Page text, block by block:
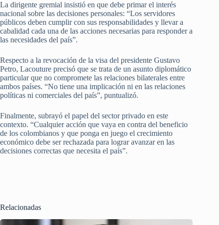
La dirigente gremial insistió en que debe primar el interés
nacional sobre las decisiones personales: “Los servidores
públicos deben cumplir con sus responsabilidades y llevar a
cabalidad cada una de las acciones necesarias para responder a
las necesidades del país”.
Respecto a la revocación de la visa del presidente Gustavo
Petro, Lacouture precisó que se trata de un asunto diplomático
particular que no compromete las relaciones bilaterales entre
ambos países. “No tiene una implicación ni en las relaciones
políticas ni comerciales del país”, puntualizó.
Finalmente, subrayó el papel del sector privado en este
contexto. “Cualquier acción que vaya en contra del beneficio
de los colombianos y que ponga en juego el crecimiento
económico debe ser rechazada para lograr avanzar en las
decisiones correctas que necesita el país”.
Relacionadas